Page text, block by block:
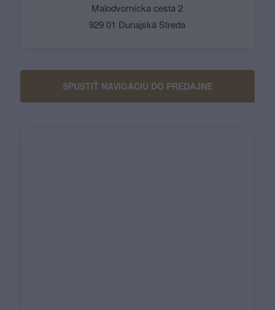
Malodvornícka cesta 2
929 01 Dunajská Streda
SPUSTIŤ NAVIGÁCIU DO PREDAJNE